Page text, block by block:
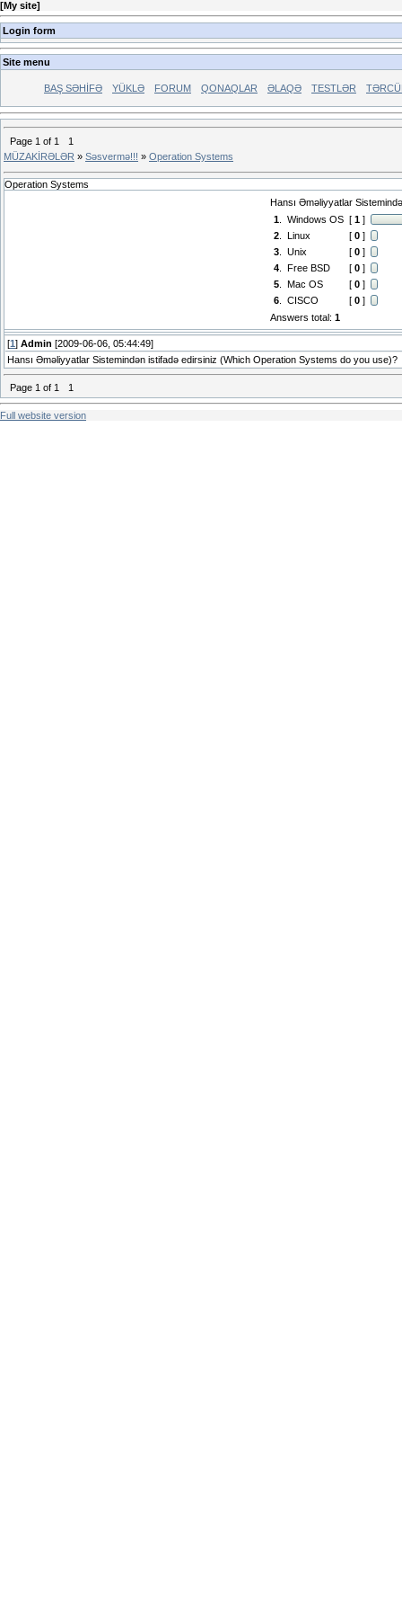
[My site]
Login form
Site menu
BAŞ SƏHİFƏ YÜKLƏ FORUM QONAQLAR ƏLAQƏ TESTLƏR
Page 1 of 1
1
MÜZAKİRƏLƏR » Səsvermə!!! » Operation Systems
Operation Systems
Hansı Əməliyyatlar
1. Windows OS [ 1]
2. Linux [ 0]
3. Unix [ 0]
4. Free BSD [ 0]
5. Mac OS [ 0]
6. CISCO [ 0]
Answers total: 1
[1 ] Admin [2009-06-06, 05:44:49]
Hansı Əməliyyatlar Sistemindən istifadə edirsiniz (Which Operation Systems do you use)?
Page 1 of 1 1
Full website version